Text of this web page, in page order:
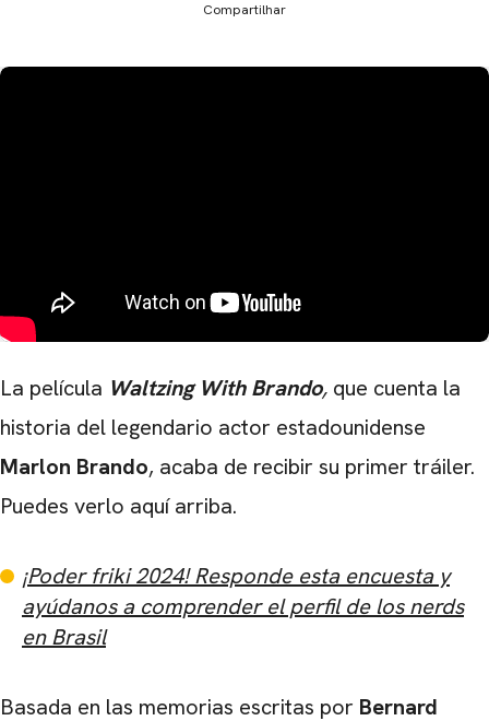
Compartilhar
La película Waltzing With Brando, que cuenta la
historia del legendario actor estadounidense
Marlon Brando, acaba de recibir su primer tráiler.
Puedes verlo aquí arriba.
¡Poder friki 2024! Responde esta encuesta y
ayúdanos a comprender el perfil de los nerds
en Brasil
Basada en las memorias escritas por Bernard